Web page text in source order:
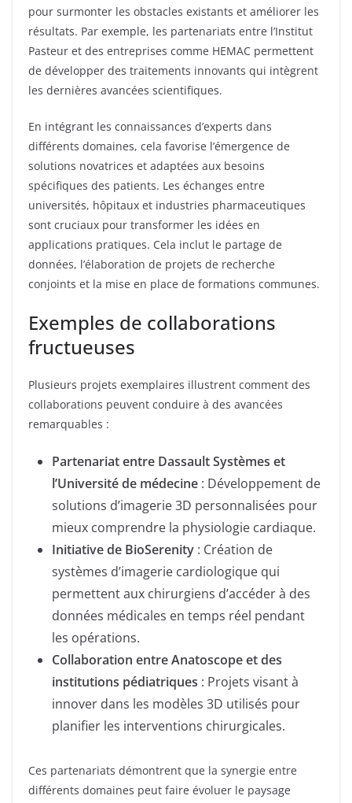
pour surmonter les obstacles existants et améliorer les
résultats. Par exemple, les partenariats entre l’Institut
Pasteur et des entreprises comme HEMAC permettent
de développer des traitements innovants qui intègrent
les dernières avancées scientifiques.
En intégrant les connaissances d’experts dans
différents domaines, cela favorise l’émergence de
solutions novatrices et adaptées aux besoins
spécifiques des patients. Les échanges entre
universités, hôpitaux et industries pharmaceutiques
sont cruciaux pour transformer les idées en
applications pratiques. Cela inclut le partage de
données, l’élaboration de projets de recherche
conjoints et la mise en place de formations communes.
Exemples de collaborations
fructueuses
Plusieurs projets exemplaires illustrent comment des
collaborations peuvent conduire à des avancées
remarquables :
Partenariat entre Dassault Systèmes et
l’Université de médecine : Développement de
solutions d’imagerie 3D personnalisées pour
mieux comprendre la physiologie cardiaque.
Initiative de BioSerenity : Création de
systèmes d’imagerie cardiologique qui
permettent aux chirurgiens d’accéder à des
données médicales en temps réel pendant
les opérations.
Collaboration entre Anatoscope et des
institutions pédiatriques : Projets visant à
innover dans les modèles 3D utilisés pour
planifier les interventions chirurgicales.
Ces partenariats démontrent que la synergie entre
différents domaines peut faire évoluer le paysage